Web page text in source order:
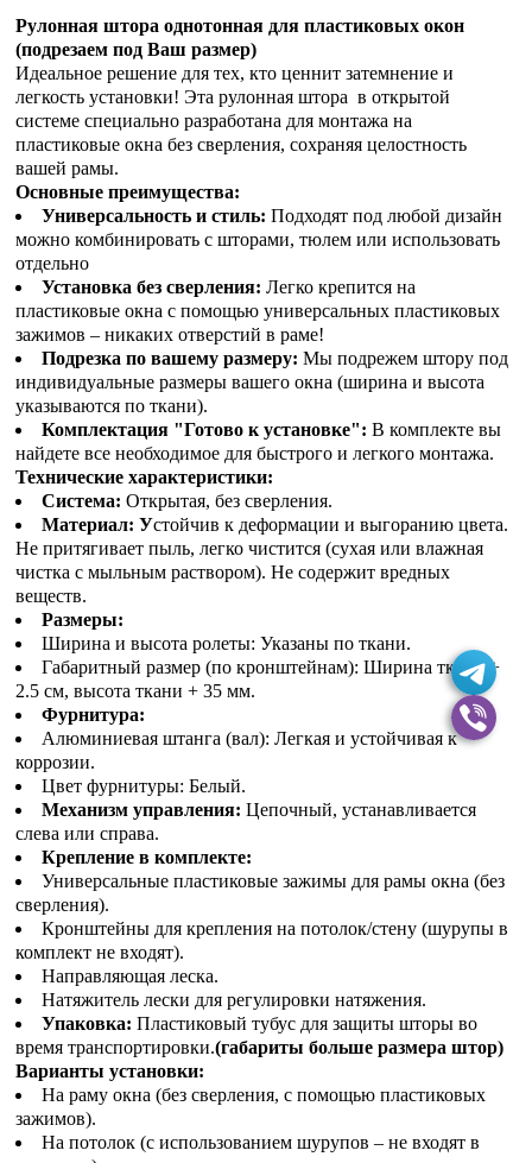
Рулонная штора однотонная для пластиковых окон
(подрезаем под Ваш размер)
Идеальное решение для тех, кто ценнит затемнение и
легкость установки! Эта рулонная штора в открытой
системе специально разработана для монтажа на
пластиковые окна без сверления, сохраняя целостность
вашей рамы.
Основные преимущества:
Универсальность и стиль: Подходят под любой дизайн
можно комбинировать с шторами, тюлем или использовать
отдельно
Установка без сверления: Легко крепится на
пластиковые окна с помощью универсальных пластиковых
зажимов – никаких отверстий в раме!
Подрезка по вашему размеру: Мы подрежем штору под
индивидуальные размеры вашего окна (ширина и высота
указываются по ткани).
Комплектация "Готово к установке": В комплекте вы
найдете все необходимое для быстрого и легкого монтажа.
Технические характеристики:
Система: Открытая, без сверления.
Материал: Устойчив к деформации и выгоранию цвета.
Не притягивает пыль, легко чистится (сухая или влажная
чистка с мыльным раствором). Не содержит вредных
веществ.
Размеры:
Ширина и высота ролеты: Указаны по ткани.
Габаритный размер (по кронштейнам): Ширина ткани +
2.5 см, высота ткани + 35 мм.
Фурнитура:
Алюминиевая штанга (вал): Легкая и устойчивая к
коррозии.
Цвет фурнитуры: Белый.
Механизм управления: Цепочный, устанавливается
слева или справа.
Крепление в комплекте:
Универсальные пластиковые зажимы для рамы окна (без
сверления).
Кронштейны для крепления на потолок/стену (шурупы в
комплект не входят).
Направляющая леска.
Натяжитель лески для регулировки натяжения.
Упаковка: Пластиковый тубус для защиты шторы во
время транспортировки.(габариты больше размера штор)
Варианты установки:
На раму окна (без сверления, с помощью пластиковых
зажимов).
На потолок (с использованием шурупов – не входят в